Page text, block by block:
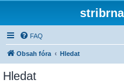
FAQ
Obsah fóra Hledat
Hledat